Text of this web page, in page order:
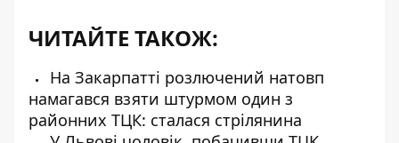
ЧИТАЙТЕ ТАКОЖ:
На Закарпатті розлючений натовп
намагався взяти штурмом один з
районних ТЦК: сталася стрілянина